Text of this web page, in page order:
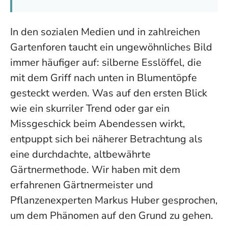
In den sozialen Medien und in zahlreichen
Gartenforen taucht ein ungewöhnliches Bild
immer häufiger auf: silberne Esslöffel, die
mit dem Griff nach unten in Blumentöpfe
gesteckt werden. Was auf den ersten Blick
wie ein skurriler Trend oder gar ein
Missgeschick beim Abendessen wirkt,
entpuppt sich bei näherer Betrachtung als
eine durchdachte, altbewährte
Gärtnermethode. Wir haben mit dem
erfahrenen Gärtnermeister und
Pflanzenexperten Markus Huber gesprochen,
um dem Phänomen auf den Grund zu gehen.